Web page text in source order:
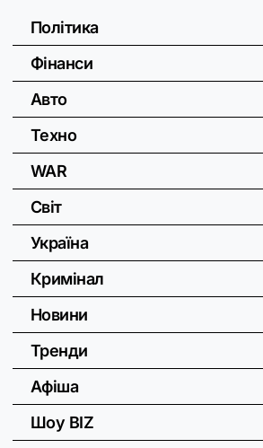
Політика
Фінанси
Авто
Техно
WAR
Світ
Україна
Кримінал
Новини
Тренди
Афіша
Шоу BIZ